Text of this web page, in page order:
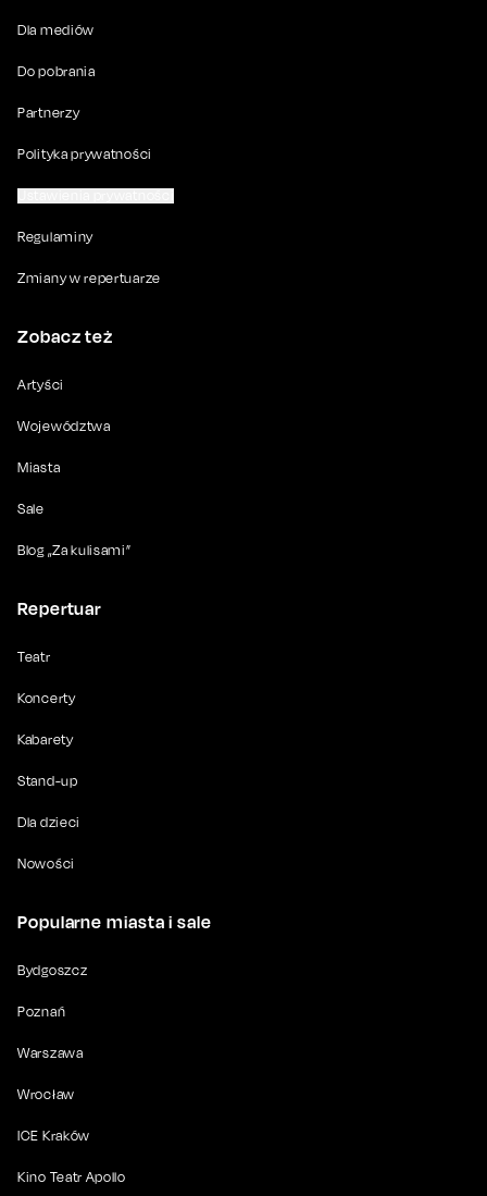
Dla mediów
Do pobrania
Partnerzy
Polityka prywatności
Regulaminy
Zmiany w repertuarze
Zobacz też
Artyści
Województwa
Miasta
Sale
Blog „Za kulisami”
Repertuar
Teatr
Koncerty
Kabarety
Stand-up
Dla dzieci
Nowości
Popularne miasta i sale
Bydgoszcz
Poznań
Warszawa
Wrocław
ICE Kraków
Kino Teatr Apollo